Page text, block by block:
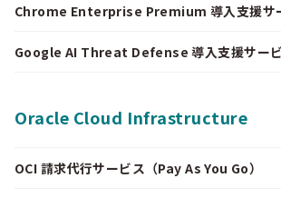
Chrome Enterprise Premium 導入支援サ
Google AI Threat Defense 導入支援サー
Oracle Cloud Infrastructure
OCI 請求代行サービス（Pay As You Go）